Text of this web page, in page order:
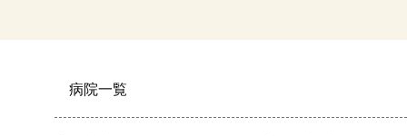
病院一覧